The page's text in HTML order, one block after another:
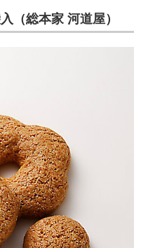
（総本家 河道屋）